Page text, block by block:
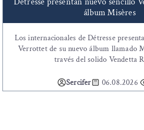
álbum Misères
Los internacionales de Détresse
Verrottet de su nuevo álbum llamado
través del solido Vendetta
Sercifer 06.08.2026